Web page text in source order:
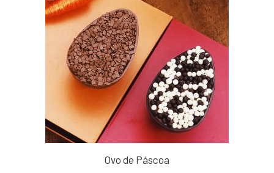
Ovo de Páscoa